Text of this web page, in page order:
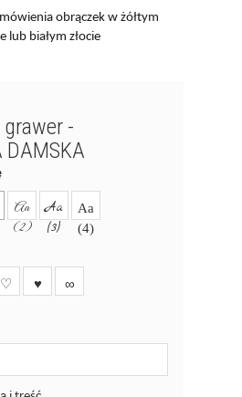
obrączek w żółtym
lub białym złocie
-
DAMSKA
Aa
(2)
Aa
(3)
Aa
(4)
♡ ♥ ∞